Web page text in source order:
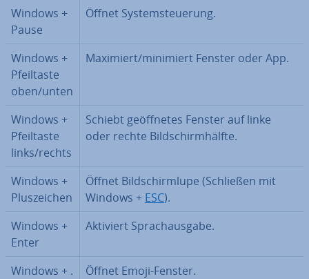
Windows +
Pause
Öffnet Sys­tem­steue­rung.
Windows +
Pfeil­tas­te
oben/unten
Maximiert/minimiert Fenster oder App.
Windows +
Pfeil­tas­te
links/rechts
Schiebt ge­öff­ne­tes Fenster auf linke
oder rechte Bild­schirm­hälf­te.
Windows +
Plus­zei­chen
Öffnet Bild­schirm­lu­pe (Schließen mit
Windows + ESC)­.
Windows +
Enter
Aktiviert Sprach­aus­ga­be.
Windows + . Öffnet Emoji-Fenster.